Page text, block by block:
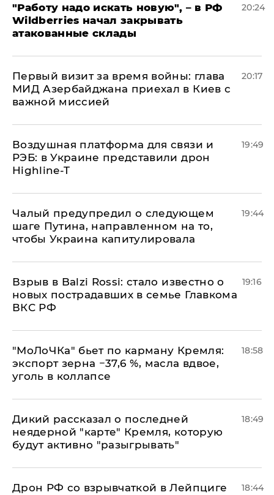
"Работу надо искать новую", – в РФ
Wildberries начал закрывать
атакованные склады
20:24
Первый визит за время войны: глава
МИД Азербайджана приехал в Киев с
важной миссией
20:17
Воздушная платформа для связи и
РЭБ: в Украине представили дрон
Highline-T
19:49
Чалый предупредил о следующем
шаге Путина, направленном на то,
чтобы Украина капитулировала
19:44
Взрыв в Balzi Rossi: стало известно о
новых пострадавших в семье Главкома
ВКС РФ
19:16
​"МоЛоЧКа" бьет по карману Кремля:
экспорт зерна −37,6 %, масла вдвое,
уголь в коллапсе
18:58
Дикий рассказал о последней
неядерной "карте" Кремля, которую
будут активно "разыгрывать"
18:49
​Дрон РФ со взрывчаткой в Лейпциге
18:44